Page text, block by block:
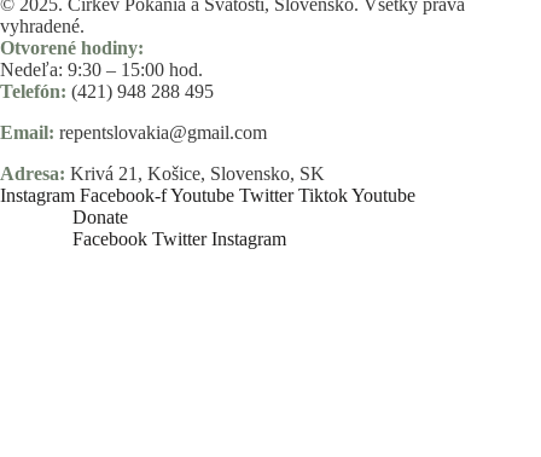
vyhradené.
Otvorené hodiny:
Nedeľa: 9:30 – 15:00 hod.
Telefón: (421) 948 288 495
Email: repentslovakia@gmail.com
Adresa: Krivá 21, Košice, Slovensko, SK
Instagram Facebook-fYoutube Twitter TiktokYoutube
Inactive
Donate
Facebook Twitter Instagram